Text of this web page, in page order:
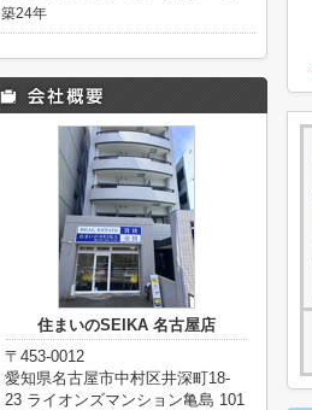
築24年
住まいのSEIKA 名古屋店
〒453-0012
愛知県名古屋市中村区井深町18-
23 ライオンズマンション亀島 101